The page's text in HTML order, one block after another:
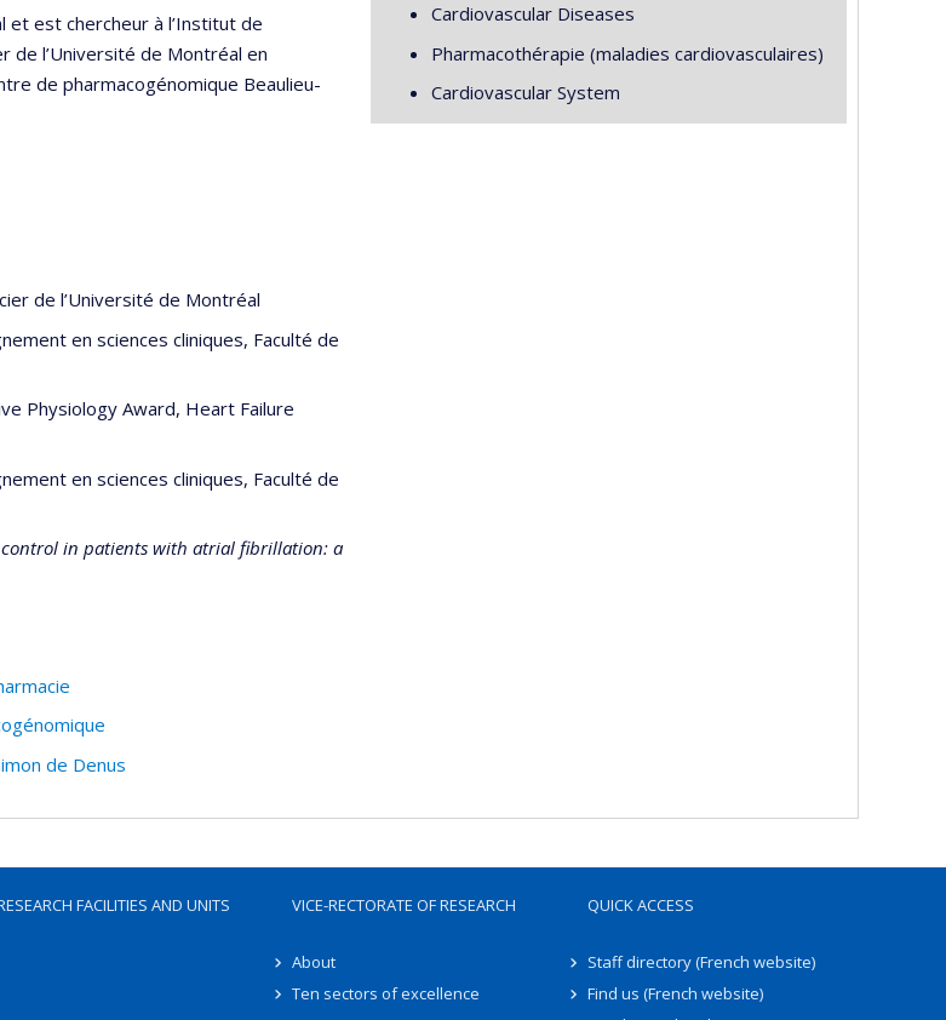
et est chercheur à l’Institut de
de l’Université de Montréal en
de pharmacogénomique Beaulieu-
de l’Université de Montréal
en sciences cliniques, Faculté de
Physiology Award, Heart Failure
en sciences cliniques, Faculté de
in patients with atrial fibrillation: a
de Denus
Cardiovascular Diseases
Pharmacothérapie (maladies cardiovasculaires)
Cardiovascular System
FACILITIES AND UNITS VICE-RECTORATE OF RESEARCH
About
Ten sectors of excellence
QUICK ACCESS
Staff directory (French website)
Find us (French website)